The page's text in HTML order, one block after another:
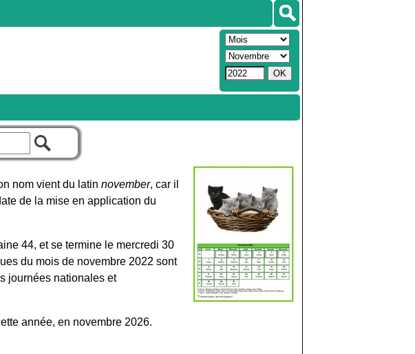
nom vient du latin november, car il
de la mise en application du
44, et se termine le mercredi 30
du mois de novembre 2022 sont
journées nationales et
année, en novembre 2026.